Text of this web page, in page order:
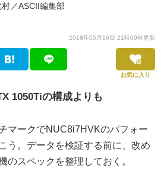
／ASCII編集部
2018年05月16日 21時00分更新
お気に入り
1050Tiの構成よりも
マークでNUC8i7HVKのパフォー
う。データを検証する前に、改め
のスペックを整理しておく。